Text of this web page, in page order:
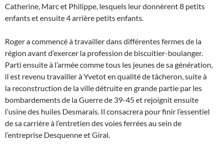
Catherine, Marc et Philippe, lesquels leur donnèrent 8 petits
enfants et ensuite 4 arrière petits enfants.
Roger a commencé à travailler dans différentes fermes de la
région avant d’exercer la profession de biscuitier-boulanger.
Parti ensuite à l’armée comme tous les jeunes de sa génération,
il est revenu travailler à Yvetot en qualité de tâcheron, suite à
la reconstruction de la ville détruite en grande partie par les
bombardements de la Guerre de 39-45 et rejoignit ensuite
l’usine des huiles Desmarais. Il consacrera pour finir l’essentiel
de sa carrière à l’entretien des voies ferrées au sein de
l’entreprise Desquenne et Giral.